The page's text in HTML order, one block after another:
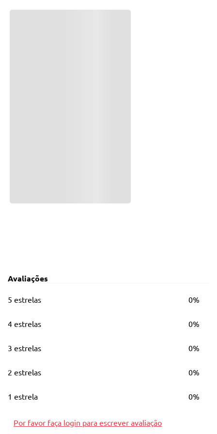
Avaliações
5 estrelas 0%
4 estrelas 0%
3 estrelas 0%
2 estrelas 0%
1 estrela 0%
Por favor faça login para escrever avaliação